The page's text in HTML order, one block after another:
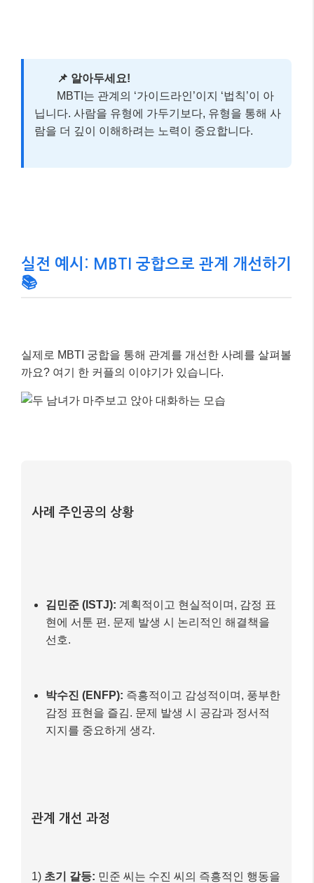
📌 알아두세요!
MBTI는 관계의 ‘가이드라인’이지 ‘법칙’이 아
닙니다. 사람을 유형에 가두기보다, 유형을 통해 사
람을 더 깊이 이해하려는 노력이 중요합니다.
실전 예시: MBTI 궁합으로 관계 개선하기
📚
실제로 MBTI 궁합을 통해 관계를 개선한 사례를 살펴볼
까요? 여기 한 커플의 이야기가 있습니다.
사례 주인공의 상황
김민준 (ISTJ): 계획적이고 현실적이며, 감정 표
현에 서툰 편. 문제 발생 시 논리적인 해결책을
선호.
박수진 (ENFP): 즉흥적이고 감성적이며, 풍부한
감정 표현을 즐김. 문제 발생 시 공감과 정서적
지지를 중요하게 생각.
관계 개선 과정
1) 초기 갈등: 민준 씨는 수진 씨의 즉흥적인 행동을